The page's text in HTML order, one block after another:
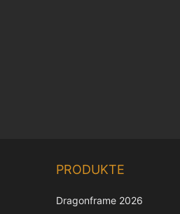
PRODUKTE
Dragonframe 2026